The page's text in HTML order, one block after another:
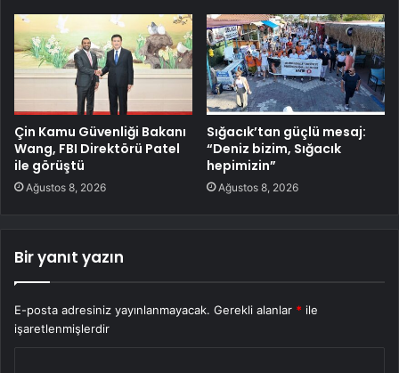
Çin Kamu Güvenliği Bakanı
Wang, FBI Direktörü Patel
ile görüştü
Ağustos 8, 2026
Sığacık’tan güçlü mesaj:
“Deniz bizim, Sığacık
hepimizin”
Ağustos 8, 2026
Bir yanıt yazın
E-posta adresiniz yayınlanmayacak. Gerekli alanlar * ile
işaretlenmişlerdir